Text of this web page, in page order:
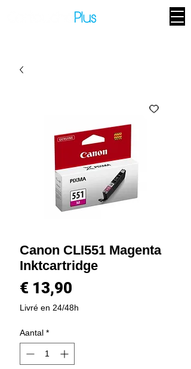
Canon CLI551 Magenta
Inktcartridge
€ 13,90
Livré en 24/48h
Aantal *